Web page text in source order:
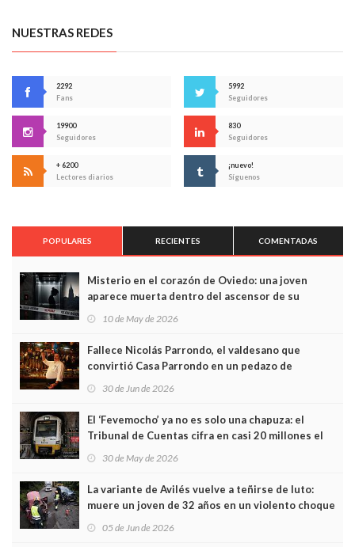
NUESTRAS REDES
2292
Fans
5992
Seguidores
19900
Seguidores
830
Seguidores
+ 6200
Lectores diarios
¡nuevo!
Síguenos
POPULARES RECIENTES COMENTADAS
Misterio en el corazón de Oviedo: una joven
aparece muerta dentro del ascensor de su
10 de May de 2026
Fallece Nicolás Parrondo, el valdesano que
convirtió Casa Parrondo en un pedazo de
30 de Jun de 2026
El ‘Fevemocho’ ya no es solo una chapuza: el
Tribunal de Cuentas cifra en casi 20 millones el
30 de May de 2026
La variante de Avilés vuelve a teñirse de luto:
muere un joven de 32 años en un violento choque
05 de Jun de 2026